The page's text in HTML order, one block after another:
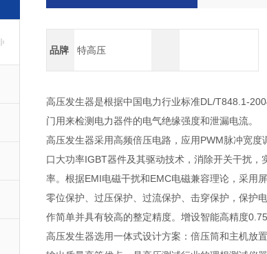
品牌 特高压
高压发生器是根据中国电力行业标准DL/T848.1-
门用来检测电力器件的电气绝缘强度和泄漏电流。
高压发生器采用高频倍压电路，应用PWM脉冲宽
口大功率IGBT器件及其驱动技术，消除开关干扰
率。根据EMI电磁干扰和EMC电磁兼容理论，采用
零位保护、过压保护、过流保护、击穿保护，保护
作简单并具有较高的整定精度。增设智能高精度
高压发生器选用一体式设计方案：倍压筒和主机放